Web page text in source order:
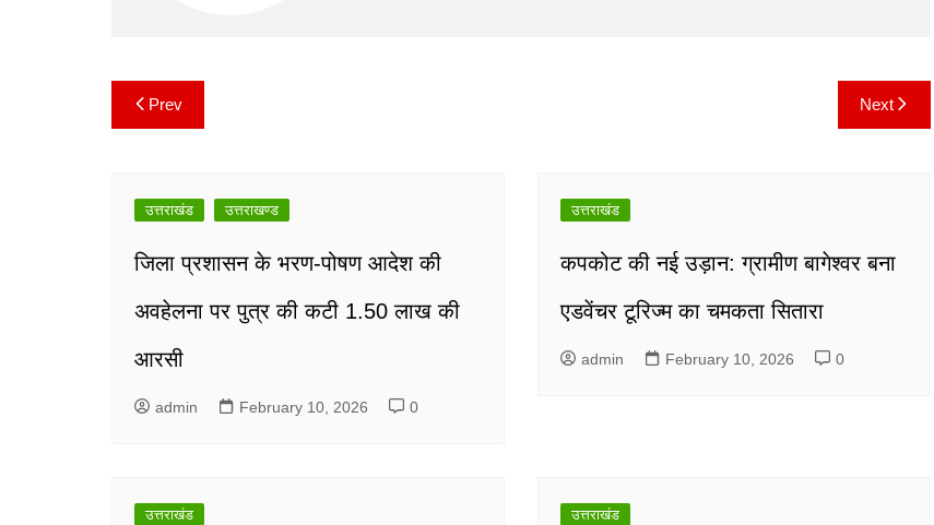
Post
navigation
Prev Next
उत्तराखंड उत्तराखण्ड
जिला प्रशासन के भरण-पोषण आदेश की
अवहेलना पर पुत्र की कटी 1.50 लाख की
आरसी
admin February 10, 2026 0
उत्तराखंड
कपकोट की नई उड़ान: ग्रामीण बागेश्वर बना
एडवेंचर टूरिज्म का चमकता सितारा
admin February 10, 2026 0
उत्तराखंड उत्तराखंड